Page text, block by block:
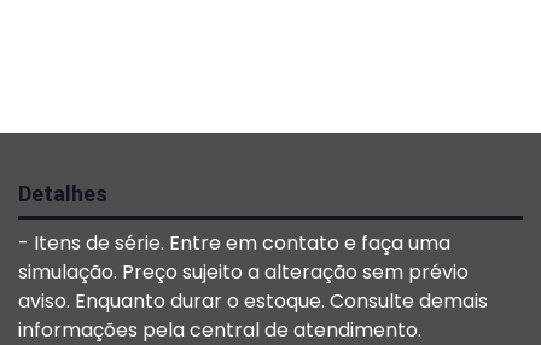
Detalhes
- Itens de série. Entre em contato e faça uma
simulação. Preço sujeito a alteração sem prévio
aviso. Enquanto durar o estoque. Consulte demais
informações pela central de atendimento.